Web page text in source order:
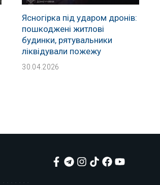
Ясногірка під ударом дронів:
пошкоджені житлові
будинки, рятувальники
ліквідували пожежу
30.04.2026